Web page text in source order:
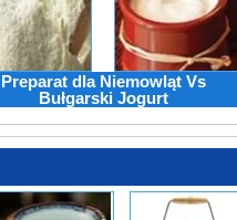
Preparat dla Niemowląt Vs
Bułgarski Jogurt